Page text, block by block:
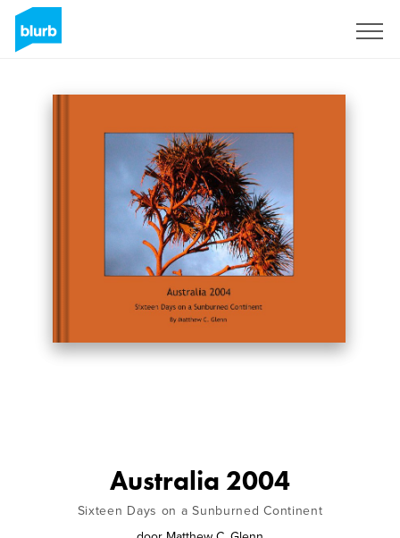
Australia 2004
Sixteen Days on a Sunburned Continent